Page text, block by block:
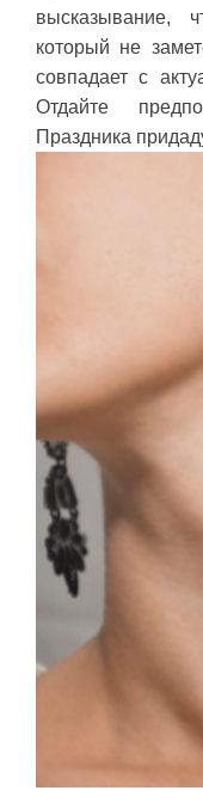
высказывание,
который не
совпадает с
Отдайте
Праздника